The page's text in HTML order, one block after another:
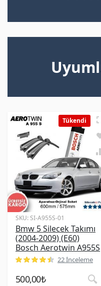
Tükendi
SKU:SI-A955S-01
Bmw 5 Silecek Takımı
(2004-2009) (E60)
Bosch Aerotwin A955S
22 İnceleme
500,00₺